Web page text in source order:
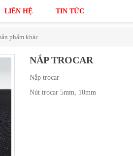
LIÊN HỆ TIN TỨC
phẩm khác
NẮP TROCAR
Nắp trocar
Nút trocar 5mm, 10mm